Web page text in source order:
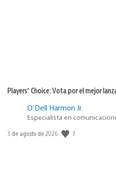
Players’ Choice: Vota por el mejor
O'Dell Harmon Jr.
Especialista en
Fecha
3 de agosto de 2026 7